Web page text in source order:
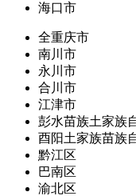
海口市
全重庆市
南川市
永川市
合川市
江津市
彭水苗族土家族
酉阳土家族苗族
黔江区
巴南区
渝北区